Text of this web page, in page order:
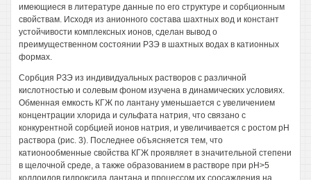
имеющиеся в литературе данные по его структуре и сорбционным
свойствам. Исходя из анионного состава шахтных вод и констант
устойчивости комплексных ионов, сделан вывод о
преимущественном состоянии РЗЭ в шахтных водах в катионных
формах.
Сорбция РЗЭ из индивидуальных растворов с различной
кислотностью и солевым фоном изучена в динамических условиях.
Обменная емкость КГЖ по лантану уменьшается с увеличением
концентрации хлорида и сульфата натрия, что связано с
конкурентной сорбцией ионов натрия, и увеличивается с ростом рН
раствора (рис. 3). Последнее объясняется тем, что
катионообменные свойства КГЖ проявляет в значительной степени
в щелочной среде, а также образованием в растворе при рН>5
коллоидов гидроксида лантана и процессом их соосаждения на